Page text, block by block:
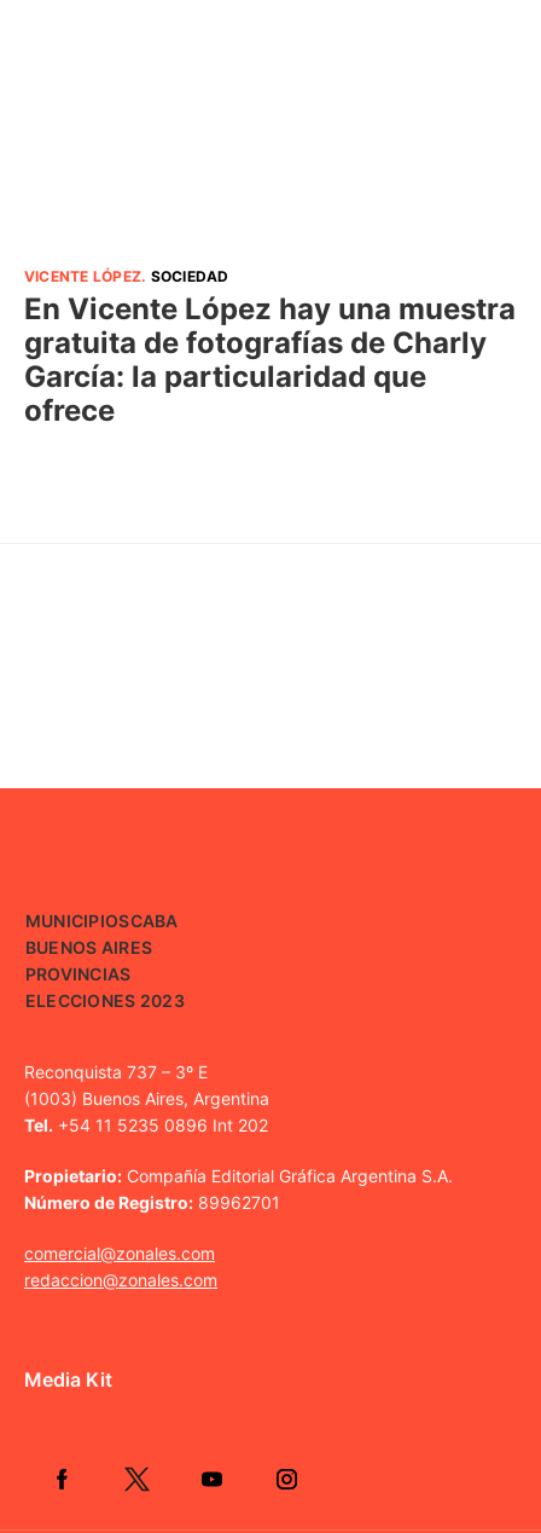
VICENTE LÓPEZ. SOCIEDAD
En Vicente López hay una muestra
gratuita de fotografías de Charly
García: la particularidad que
ofrece
MUNICIPIOSCABA
BUENOS AIRES
PROVINCIAS
ELECCIONES 2023
Reconquista 737 – 3º E
(1003) Buenos Aires, Argentina
Tel. +54 11 5235 0896 Int 202
Propietario: Compañía Editorial Gráfica Argentina S.A.
Número de Registro: 89962701
comercial@zonales.com
redaccion@zonales.com
Media Kit